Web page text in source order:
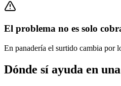
El problema no es solo
En panadería el surtido cambia por
Dónde sí ayuda en